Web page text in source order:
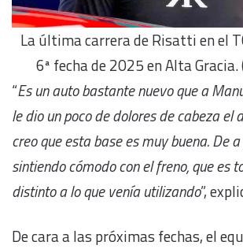
La última carrera de Risatti en el
6ª fecha de 2025 en Alta
“Es un auto bastante nuevo que a
le dio un poco de dolores de cabeza el
creo que esta base es muy buena. De
sintiendo cómodo con el freno, que es
distinto a lo que venía utilizando”,
De cara a las próximas fechas, el